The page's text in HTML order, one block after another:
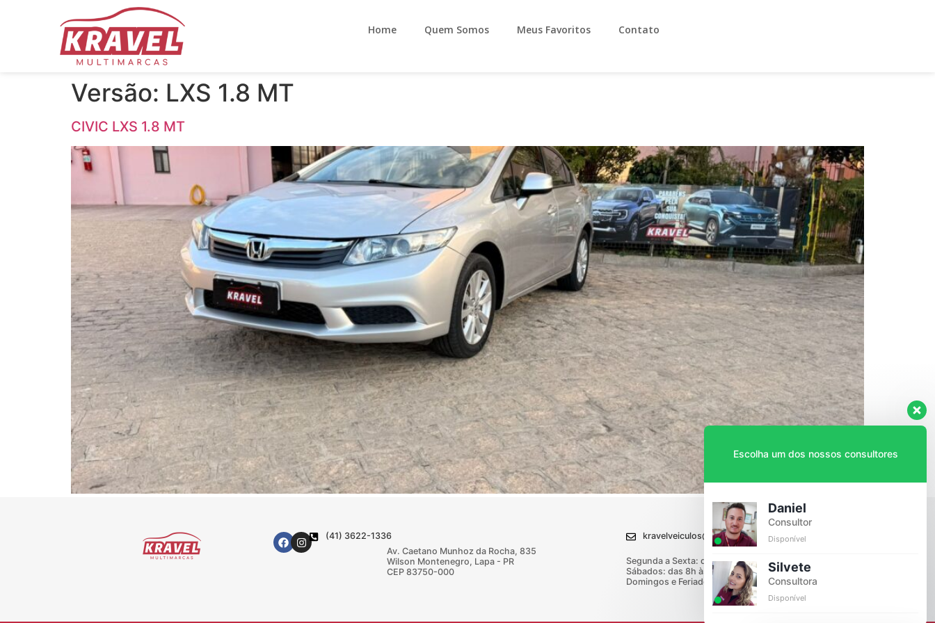
Home Quem Somos Meus Favoritos Contato
Versão: LXS 1.8 MT
CIVIC LXS 1.8 MT
(41) 3622-1336
Av. Caetano Munhoz da Rocha, 835
Wilson Montenegro, Lapa - PR
CEP 83750-000
kravelveiculos@kravel.com.br
Segunda a Sexta: das 8h00 às 18h00
Sábados: das 8h às 12h00
Domingos e Feriados: Fechado
Escolha um dos nossos consultores
Daniel
Consultor
Disponível
Silvete
Consultora
Disponível